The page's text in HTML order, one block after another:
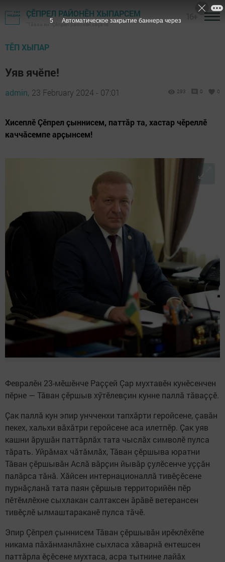
ҪӖПРЕЛ РАЙОНӖН ХЫПАРСЕМ
"Тӑван ен"-Çĕпрел районĕн хаçачӗ
ТӖП ХЫПАР
Уяв ячӗпе!
admin, 23 February 2024 - 07:01 293 0 0
Хисеплӗ Çӗпрел ҫыннисем, паттăр та, хастар чӗреллӗ
каччăсемпе арҫынсем!
Февралӗн 23-мӗшӗнче Раҫҫей Çар мухтавӗн кунӗсенчен
пӗрне — Тӑван çӗршыв хӳтӗлевçин кунне паллӑ тӑваҫҫӗ.
Ҫак паллă кун эпир унчченхи тапхӑрти геройсене, çавăн
пекех, хальхи вӑхӑтри геройсене аса илетпӗр. Ҫак уяв
кашни ӑрушӑн паттăрлăх тата чыслӑх символӗ пулса
тӑрать. Уйрӑмах чăтăмлăх, Тӑван çӗршыва юратни
Тӑван çӗршывӑн Аслӑ вӑрҫин йывӑр ҫулӗсенче уҫҫӑн
палӑрса тӑнӑ. Хăйсен интернационаллӑ тивӗҫӗсене
пурнӑҫланӑ тата паян ҫӗршыв территорийӗн пӗр
пӗтӗмлӗхне сыхлакан салтаксен ӑрӑвӗ ветерансен
тивӗҫлӗ ылмаштараканӗ пулса тӑчӗ.
Эпир Çӗпрел ҫыннисем Тӑван çӗршывӑн ирӗклӗхӗпе
никама пӑхӑнманлӑхне сыхласа хӑварнӑ ентешсен
паттӑрла ӗҫӗсене мухтаса, асра тытнине лайăх
5 Автоматическое закрытие баннера через